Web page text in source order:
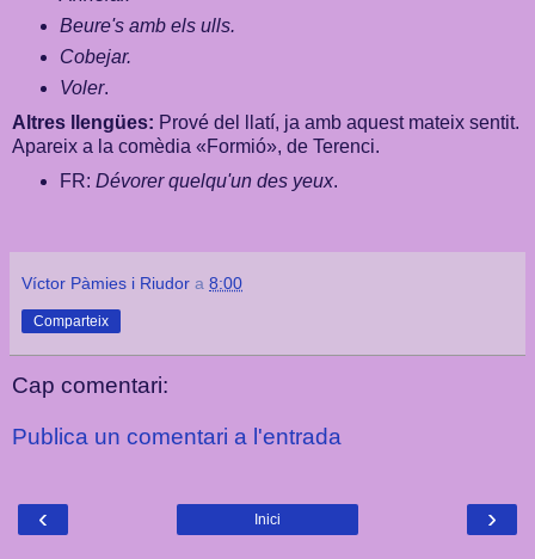
Beure's amb els ulls.
Cobejar.
Voler.
Altres llengües: Prové del llatí, ja amb aquest mateix sentit.
Apareix a la comèdia «Formió», de Terenci.
FR: Dévorer quelqu'un des yeux.
Víctor Pàmies i Riudor a 8:00
Comparteix
Cap comentari:
Publica un comentari a l'entrada
‹ ›
Inici